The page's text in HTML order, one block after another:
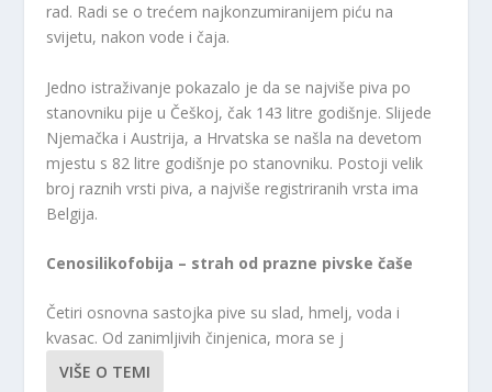
rad. Radi se o trećem najkonzumiranijem piću na
svijetu, nakon vode i čaja.
Jedno istraživanje pokazalo je da se najviše piva po
stanovniku pije u Češkoj, čak 143 litre godišnje. Slijede
Njemačka i Austrija, a Hrvatska se našla na devetom
mjestu s 82 litre godišnje po stanovniku. Postoji velik
broj raznih vrsti piva, a najviše registriranih vrsta ima
Belgija.
Cenosilikofobija – strah od prazne pivske čaše
Četiri osnovna sastojka pive su slad, hmelj, voda i
kvasac. Od zanimljivih činjenica, mora se j
VIŠE O TEMI